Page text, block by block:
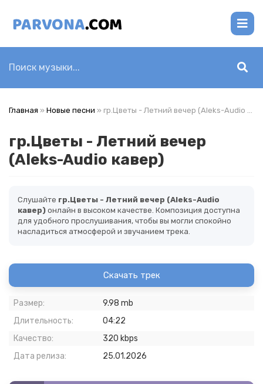
Главная » Новые песни » гр.Цветы - Летний вечер (Aleks-Audio кавер)
гр.Цветы - Летний вечер
(Aleks-Audio кавер)
Слушайте гр.Цветы - Летний вечер (Aleks-Audio
кавер) онлайн в высоком качестве. Композиция доступна
для удобного прослушивания, чтобы вы могли спокойно
насладиться атмосферой и звучанием трека.
Скачать трек
Размер:
9.98 mb
Длительность:
04:22
Качество:
320 kbps
Дата релиза:
25.01.2026